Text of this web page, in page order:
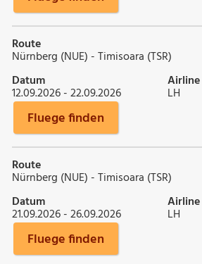
Route
Nürnberg (NUE) - Timisoara (TSR)
Datum
12.09.2026 - 22.09.2026
Airline
LH
Fluege finden
Route
Nürnberg (NUE) - Timisoara (TSR)
Datum
21.09.2026 - 26.09.2026
Airline
LH
Fluege finden